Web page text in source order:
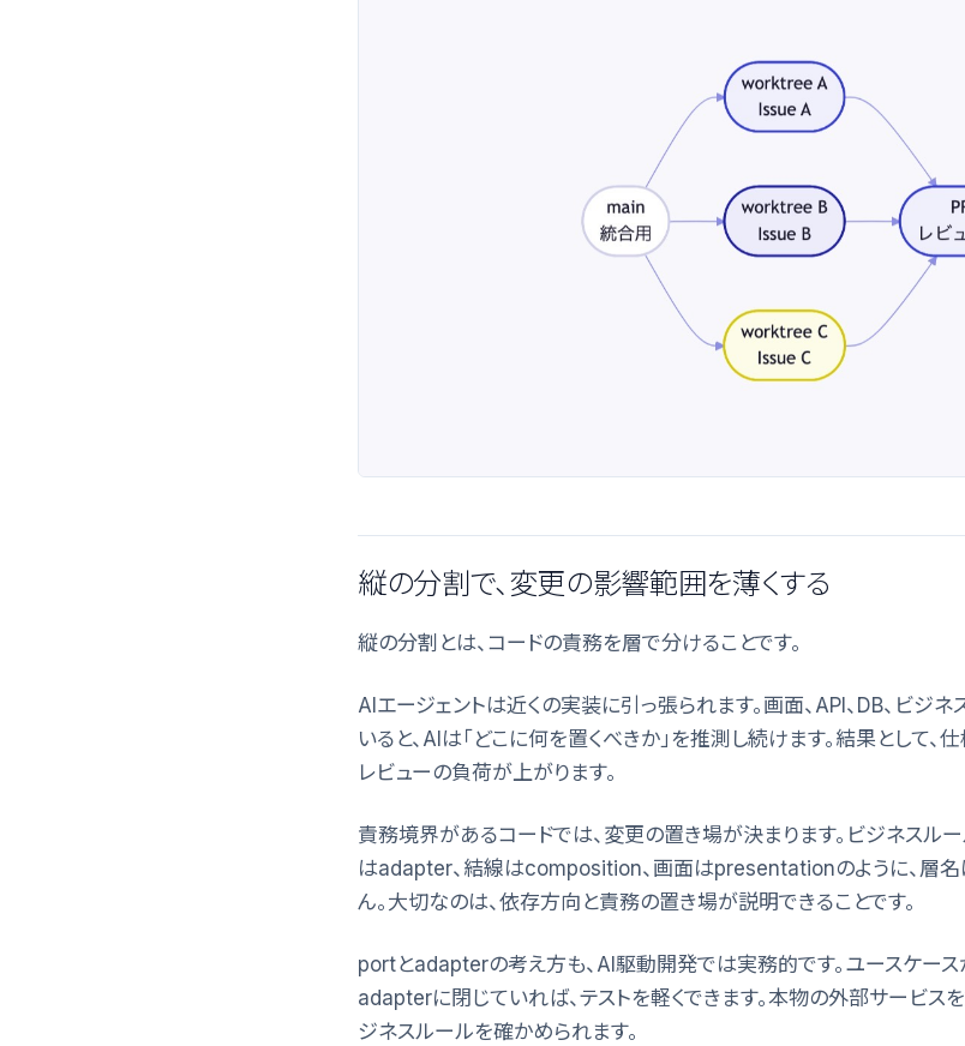
縦の分割で、変更の影響範囲を薄くする
縦の分割とは、コードの責務を層で分けることです。
AIエージェントは近くの実装に引っ張られます。画面、API、DB、ビジ
いると、AIは「どこに何を置くべきか」を推測し続けます。結果として、
レビューの負荷が上がります。
責務境界があるコードでは、変更の置き場が決まります。ビジネスル
はadapter、結線はcomposition、画面はpresentationのように、層名
ん。大切なのは、依存方向と責務の置き場が説明できることです。
portとadapterの考え方も、AI駆動開発では実務的です。ユースケー
adapterに閉じていれば、テストを軽くできます。本物の外部サービス
ジネスルールを確かめられます。